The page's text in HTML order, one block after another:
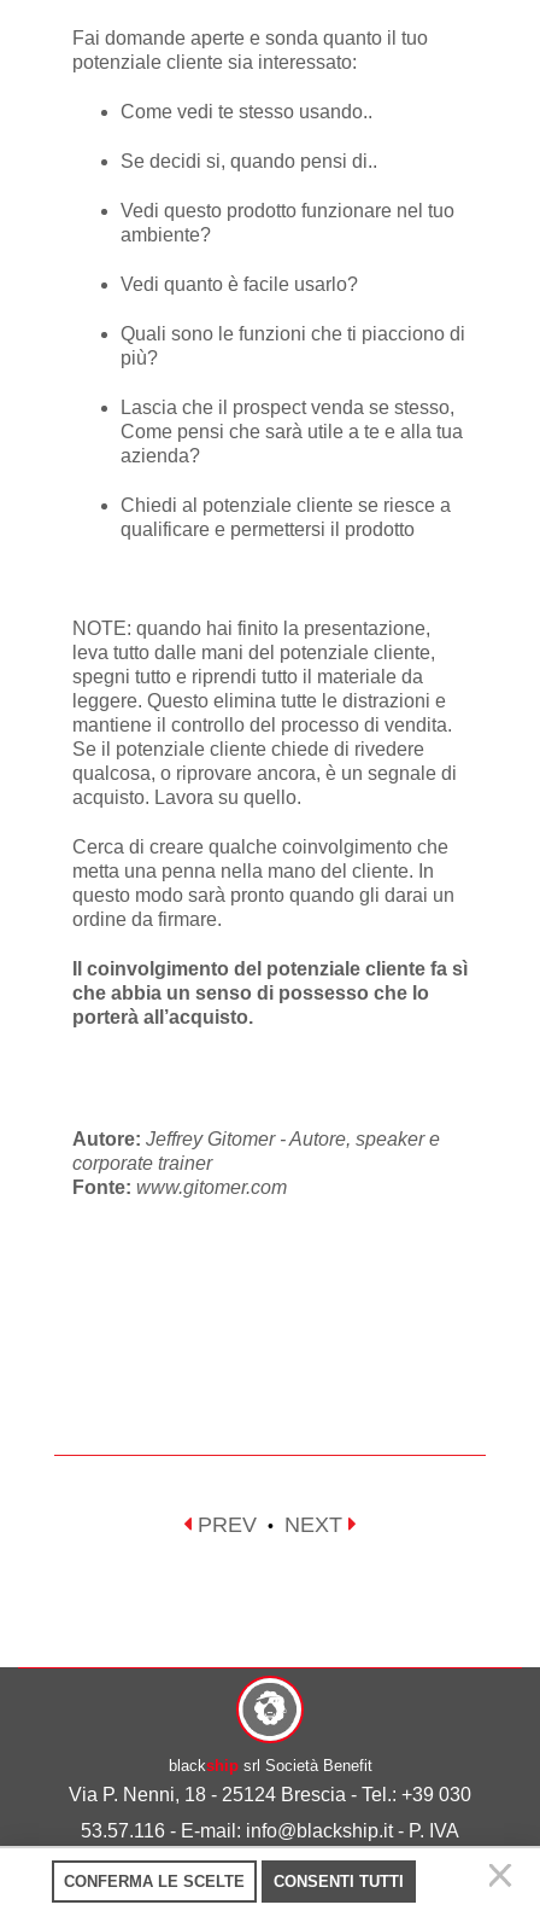
Fai domande aperte e sonda quanto il tuo
potenziale cliente sia interessato:
Come vedi te stesso usando..
Se decidi si, quando pensi di..
Vedi questo prodotto funzionare nel tuo
ambiente?
Vedi quanto è facile usarlo?
Quali sono le funzioni che ti piacciono di
più?
Lascia che il prospect venda se stesso,
Come pensi che sarà utile a te e alla tua
azienda?
Chiedi al potenziale cliente se riesce a
qualificare e permettersi il prodotto
NOTE: quando hai finito la presentazione,
leva tutto dalle mani del potenziale cliente,
spegni tutto e riprendi tutto il materiale da
leggere. Questo elimina tutte le distrazioni e
mantiene il controllo del processo di vendita.
Se il potenziale cliente chiede di rivedere
qualcosa, o riprovare ancora, è un segnale di
acquisto. Lavora su quello.
Cerca di creare qualche coinvolgimento che
metta una penna nella mano del cliente. In
questo modo sarà pronto quando gli darai un
ordine da firmare.
Il coinvolgimento del potenziale cliente fa sì
che abbia un senso di possesso che lo
porterà all’acquisto.
Autore: Jeffrey Gitomer - Autore, speaker e
corporate trainer
Fonte: www.gitomer.com
PREV • NEXT
blackshipsrl Società Benefit
Via P. Nenni, 18 - 25124 Brescia - Tel.: +39 030
53.57.116 - E-mail: info@blackship.it - P. IVA
03492980986
Privacy policy-Cookie policy
CONFERMA LE SCELTE CONSENTI TUTTI